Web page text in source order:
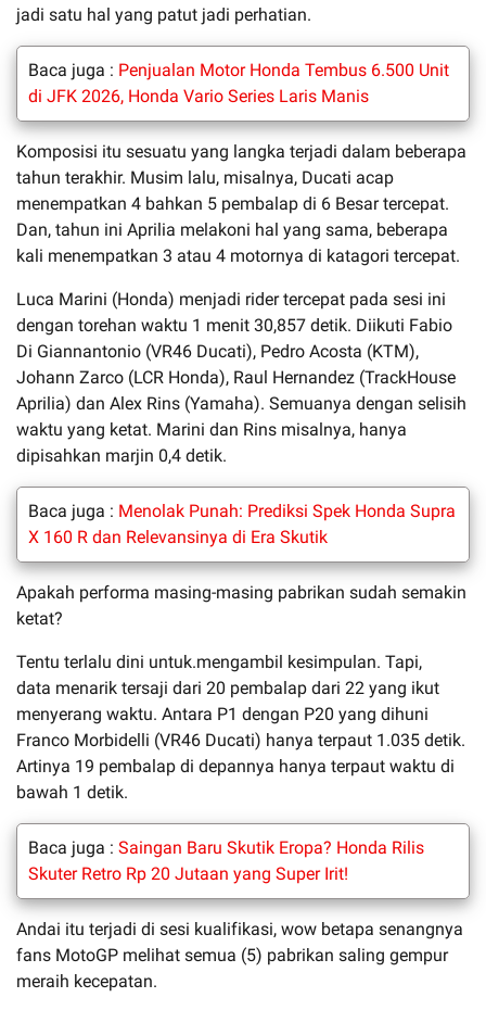
jadi satu hal yang patut jadi perhatian.
Baca juga : Penjualan Motor Honda Tembus 6.500 Unit
di JFK 2026, Honda Vario Series Laris Manis
Komposisi itu sesuatu yang langka terjadi dalam beberapa
tahun terakhir. Musim lalu, misalnya, Ducati acap
menempatkan 4 bahkan 5 pembalap di 6 Besar tercepat.
Dan, tahun ini Aprilia melakoni hal yang sama, beberapa
kali menempatkan 3 atau 4 motornya di katagori tercepat.
Luca Marini (Honda) menjadi rider tercepat pada sesi ini
dengan torehan waktu 1 menit 30,857 detik. Diikuti Fabio
Di Giannantonio (VR46 Ducati), Pedro Acosta (KTM),
Johann Zarco (LCR Honda), Raul Hernandez (TrackHouse
Aprilia) dan Alex Rins (Yamaha). Semuanya dengan selisih
waktu yang ketat. Marini dan Rins misalnya, hanya
dipisahkan marjin 0,4 detik.
Baca juga : Menolak Punah: Prediksi Spek Honda Supra
X 160 R dan Relevansinya di Era Skutik
Apakah performa masing-masing pabrikan sudah semakin
ketat?
Tentu terlalu dini untuk.mengambil kesimpulan. Tapi,
data menarik tersaji dari 20 pembalap dari 22 yang ikut
menyerang waktu. Antara P1 dengan P20 yang dihuni
Franco Morbidelli (VR46 Ducati) hanya terpaut 1.035 detik.
Artinya 19 pembalap di depannya hanya terpaut waktu di
bawah 1 detik.
Baca juga : Saingan Baru Skutik Eropa? Honda Rilis
Skuter Retro Rp 20 Jutaan yang Super Irit!
Andai itu terjadi di sesi kualifikasi, wow betapa senangnya
fans MotoGP melihat semua (5) pabrikan saling gempur
meraih kecepatan.